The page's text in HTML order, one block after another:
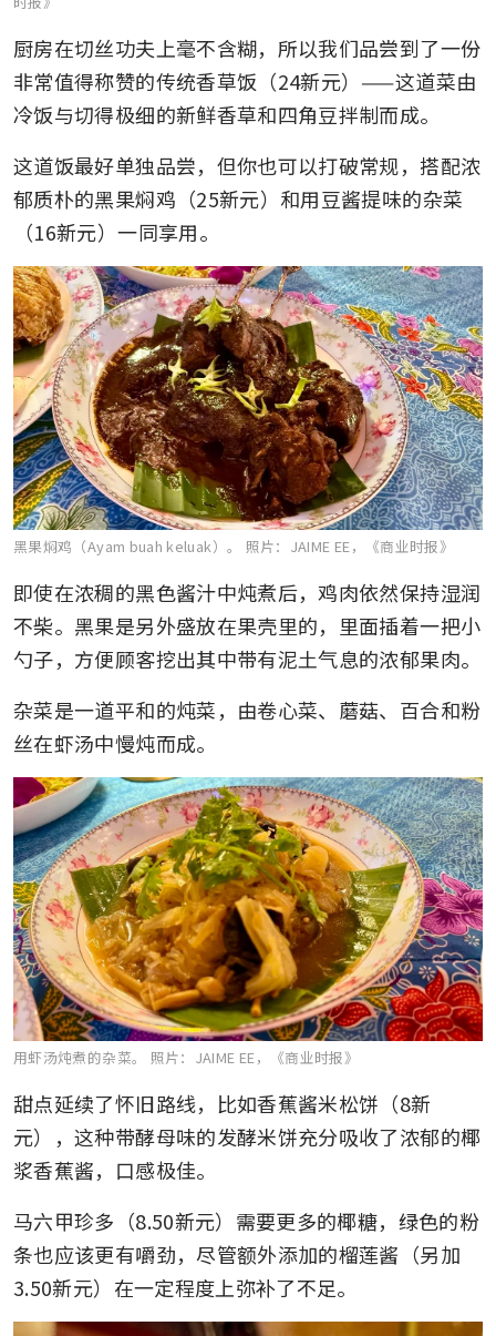
厨房在切丝功夫上毫不含糊，所以我们品尝到了一份
非常值得称赞的传统香草饭（24新元）——这道菜由
冷饭与切得极细的新鲜香草和四角豆拌制而成。
这道饭最好单独品尝，但你也可以打破常规，搭配浓
郁质朴的黑果焖鸡（25新元）和用豆酱提味的杂菜
（16新元）一同享用。
黑果焖鸡（Ayam buah keluak）。 照片：JAIME EE，《商业时报》
即使在浓稠的黑色酱汁中炖煮后，鸡肉依然保持湿润
不柴。黑果是另外盛放在果壳里的，里面插着一把小
勺子，方便顾客挖出其中带有泥土气息的浓郁果肉。
杂菜是一道平和的炖菜，由卷心菜、蘑菇、百合和粉
丝在虾汤中慢炖而成。
用虾汤炖煮的杂菜。 照片：JAIME EE，《商业时报》
甜点延续了怀旧路线，比如香蕉酱米松饼（8新
元），这种带酵母味的发酵米饼充分吸收了浓郁的椰
浆香蕉酱，口感极佳。
马六甲珍多（8.50新元）需要更多的椰糖，绿色的粉
条也应该更有嚼劲，尽管额外添加的榴莲酱（另加
3.50新元）在一定程度上弥补了不足。